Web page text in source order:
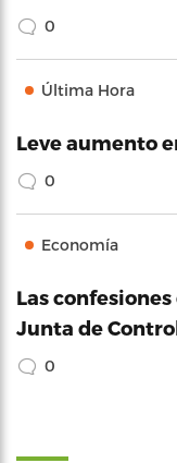
0
Última Hora
Leve aumento
0
Economía
Las
Junta de
0